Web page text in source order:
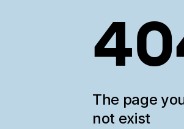
The page
not exist